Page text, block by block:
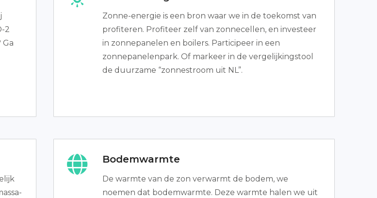
2
Zonne-energie is een bron waar we in de toekomst van
profiteren. Profiteer zelf van zonnecellen, en investeer
in zonnepanelen en boilers. Participeer in een
zonnepanelenpark. Of markeer in de vergelijkingstool
de duurzame “zonnestroom uit NL”.
Bodemwarmte
De warmte van de zon verwarmt de bodem, we
noemen dat bodemwarmte. Deze warmte halen we uit